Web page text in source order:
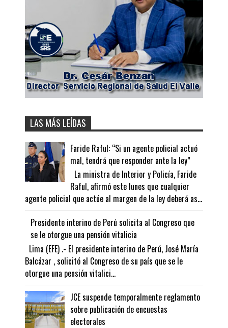
LAS MÁS LEÍDAS
Faride Raful: “Si un agente policial actuó
mal, tendrá que responder ante la ley”
La ministra de Interior y Policía, Faride
Raful, afirmó este lunes que cualquier
agente policial que actúe al margen de la ley deberá as...
Presidente interino de Perú solicita al Congreso que
se le otorgue una pensión vitalicia
Lima (EFE) .- El presidente interino de Perú, José María
Balcázar , solicitó al Congreso de su país que se le
otorgue una pensión vitalici...
JCE suspende temporalmente reglamento
sobre publicación de encuestas
electorales